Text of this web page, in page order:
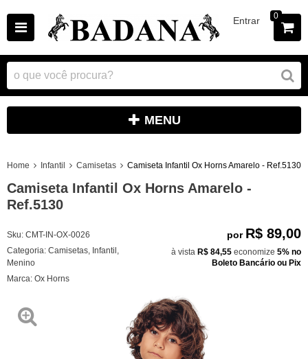
Entrar 0
MENU
Home Infantil Camisetas Camiseta Infantil Ox Horns Amarelo - Ref.5130
Camiseta Infantil Ox Horns Amarelo -
Ref.5130
Sku: CMT-IN-OX-0026
Categoria: Camisetas Infantil
Menino
Marca: Ox Horns
por R$ 89,00
à vista R$ 84,55 economize 5% no
Boleto Bancário ou Pix